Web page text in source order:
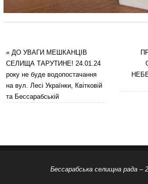
«ДО УВАГИ МЕШКАНЦІВ
СЕЛИЩА ТАРУТИНЕ! 24.01.24
року не буде водопостачання
на вул. Лесі Українки, Квітковій
та Бессарабській
Бессарабська селищна рада –